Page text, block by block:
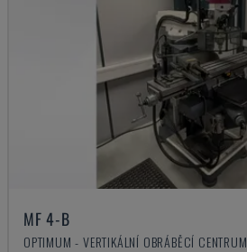
MF 4-B
OPTIMUM - VERTIKÁLNÍ OBRÁBĚCÍ CENTRUM